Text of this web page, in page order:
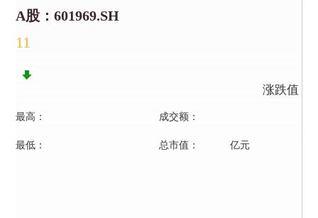
团共同出资成立，2014年
在上海证券交易所挂牌上
市（股票代码：
601969）。
面向全球，绿色发展，持
续成长"的发展理念，积极
响应"双碳"目标行动，切实
履行企业社会责任，与利